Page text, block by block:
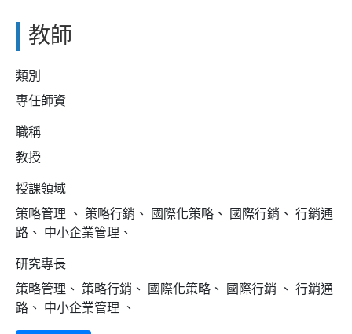
教師
類別
專任師資
職稱
教授
授課領域
策略管理 、 策略行銷、 國際化策略、 國際行銷、 行銷通
路、 中小企業管理、
研究專長
策略管理、 策略行銷、 國際化策略、 國際行銷 、 行銷通
路、 中小企業管理 、